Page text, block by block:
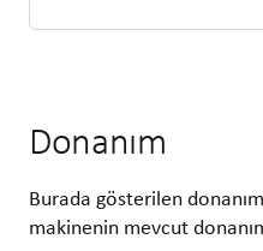
Donanım
Burada gösterilen donanım
makinenin mevcut